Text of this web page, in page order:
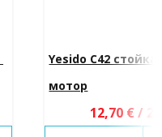
Yesido C42
мотор
12,70 € /